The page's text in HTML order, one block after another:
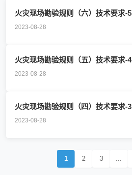
火灾现场勘验规则（六）技术要求-5
2023-08-28
火灾现场勘验规则（五）技术要求-4
2023-08-28
火灾现场勘验规则（四）技术要求-3
2023-08-28
1 2 3 ...